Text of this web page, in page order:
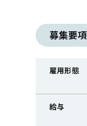
募集要項
雇用形態
給与